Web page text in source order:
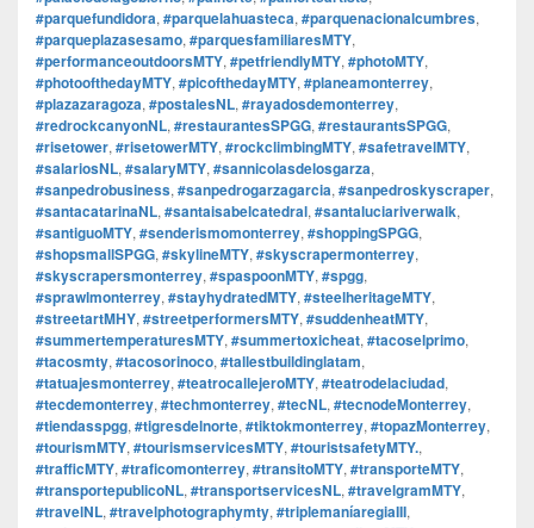
#parquefundidora, #parquelahuasteca, #parquenacionalcumbres,
#parqueplazasesamo, #parquesfamiliaresMTY,
#performanceoutdoorsMTY, #petfriendlyMTY, #photoMTY,
#photoofthedayMTY, #picofthedayMTY, #planeamonterrey,
#plazazaragoza, #postalesNL, #rayadosdemonterrey,
#redrockcanyonNL, #restaurantesSPGG, #restaurantsSPGG,
#risetower, #risetowerMTY, #rockclimbingMTY, #safetravelMTY,
#salariosNL, #salaryMTY, #sannicolasdelosgarza,
#sanpedrobusiness, #sanpedrogarzagarcia, #sanpedroskyscraper,
#santacatarinaNL, #santaisabelcatedral, #santaluciariverwalk,
#santiguoMTY, #senderismomonterrey, #shoppingSPGG,
#shopsmallSPGG, #skylineMTY, #skyscrapermonterrey,
#skyscrapersmonterrey, #spaspoonMTY, #spgg,
#sprawlmonterrey, #stayhydratedMTY, #steelheritageMTY,
#streetartMHY, #streetperformersMTY, #suddenheatMTY,
#summertemperaturesMTY, #summertoxicheat, #tacoselprimo,
#tacosmty, #tacosorinoco, #tallestbuildinglatam,
#tatuajesmonterrey, #teatrocallejeroMTY, #teatrodelaciudad,
#tecdemonterrey, #techmonterrey, #tecNL, #tecnodeMonterrey,
#tiendasspgg, #tigresdelnorte, #tiktokmonterrey, #topazMonterrey,
#tourismMTY, #tourismservicesMTY, #touristsafetyMTY.,
#trafficMTY, #traficomonterrey, #transitoMTY, #transporteMTY,
#transportepublicoNL, #transportservicesNL, #travelgramMTY,
#travelNL, #travelphotographymty, #triplemaníaregiaIII,